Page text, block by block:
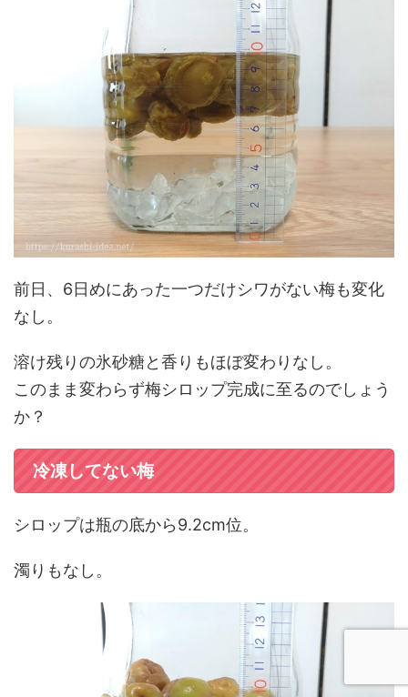
前日、6日めにあった一つだけシワがない梅も変化
なし。
溶け残りの氷砂糖と香りもほぼ変わりなし。
このまま変わらず梅シロップ完成に至るのでしょう
か？
冷凍してない梅
シロップは瓶の底から9.2cm位。
濁りもなし。